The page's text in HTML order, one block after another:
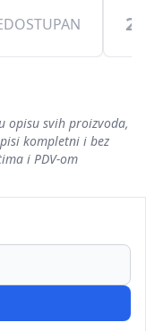
opisu svih proizvoda,
kompletni i bez
i PDV-om